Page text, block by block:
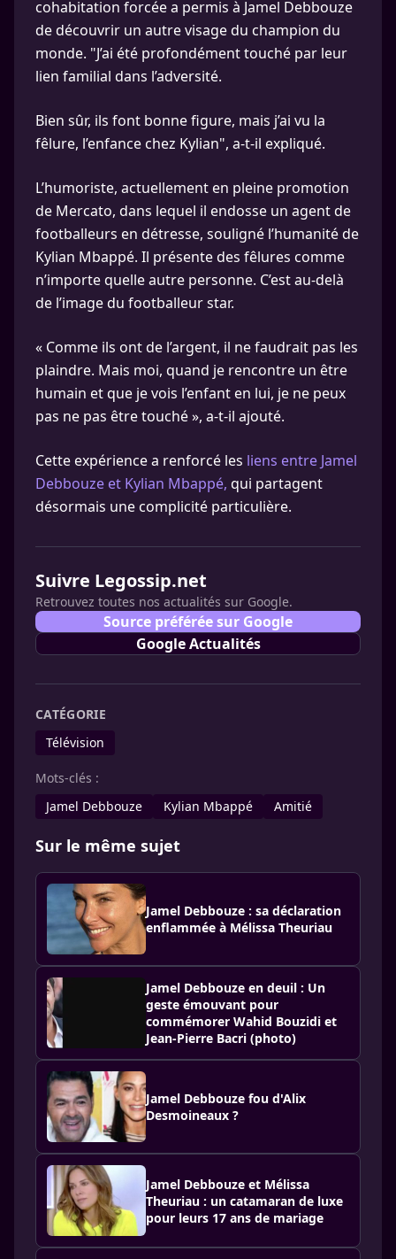
cohabitation forcée a permis à Jamel Debbouze
de découvrir un autre visage du champion du
monde. "J’ai été profondément touché par leur
lien familial dans l’adversité.
Bien sûr, ils font bonne figure, mais j’ai vu la
fêlure, l’enfance chez Kylian", a-t-il expliqué.
L’humoriste, actuellement en pleine promotion
de Mercato, dans lequel il endosse un agent de
footballeurs en détresse, souligné l’humanité de
Kylian Mbappé. Il présente des fêlures comme
n’importe quelle autre personne. C’est au-delà
de l’image du footballeur star.
« Comme ils ont de l’argent, il ne faudrait pas les
plaindre. Mais moi, quand je rencontre un être
humain et que je vois l’enfant en lui, je ne peux
pas ne pas être touché », a-t-il ajouté.
Cette expérience a renforcé les liens entre Jamel
Debbouze et Kylian Mbappé, qui partagent
désormais une complicité particulière.
Suivre Legossip.net
Retrouvez toutes nos actualités sur Google.
Source préférée sur Google
Google Actualités
CATÉGORIE
Télévision
Mots-clés :
Jamel Debbouze
Kylian Mbappé Amitié
Sur le même sujet
Jamel Debbouze : sa déclaration
enflammée à Mélissa Theuriau
Jamel Debbouze en deuil : Un
geste émouvant pour
commémorer Wahid Bouzidi et
Jean-Pierre Bacri (photo)
Jamel Debbouze fou d'Alix
Desmoineaux ?
Jamel Debbouze et Mélissa
Theuriau : un catamaran de luxe
pour leurs 17 ans de mariage